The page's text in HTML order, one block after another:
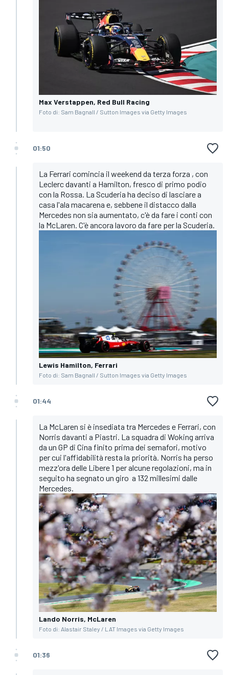
Max Verstappen, Red Bull Racing
Foto di: Sam Bagnall / Sutton Images via Getty Images
01:50
La Ferrari comincia il weekend da terza forza , con
Leclerc davanti a Hamilton, fresco di primo podio
con la Rossa. La Scuderia ha deciso di lasciare a
casa l'ala macarena e, sebbene il distacco dalla
Mercedes non sia aumentato, c'è da fare i conti con
la McLaren. C'è ancora lavoro da fare per la Scuderia.
Lewis Hamilton, Ferrari
Foto di: Sam Bagnall / Sutton Images via Getty Images
01:44
La McLaren si è insediata tra Mercedes e Ferrari, con
Norris davanti a Piastri. La squadra di Woking arriva
da un GP di Cina finito prima dei semafori, motivo
per cui l'affidabilità resta la priorità. Norris ha perso
mezz'ora delle Libere 1 per alcune regolazioni, ma in
seguito ha segnato un giro a 132 millesimi dalle
Mercedes.
Lando Norris, McLaren
Foto di: Alastair Staley / LAT Images via Getty Images
01:36